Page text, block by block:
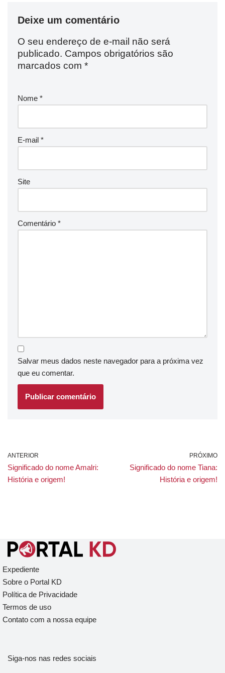
Deixe um comentário
O seu endereço de e-mail não será
publicado. Campos obrigatórios são
marcados com *
Nome *
E-mail *
Site
Comentário *
Salvar meus dados neste navegador para a próxima vez
que eu comentar.
ANTERIOR
Significado do nome Amalri:
História e origem!
PRÓXIMO
Significado do nome Tiana:
História e origem!
Expediente
Sobre o Portal KD
Política de Privacidade
Termos de uso
Contato com a nossa equipe
Siga-nos nas redes sociais